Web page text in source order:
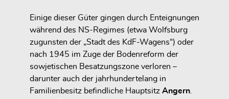
Einige dieser Güter gingen durch Enteignungen
während des NS-Regimes (etwa Wolfsburg
zugunsten der „Stadt des KdF-Wagens“) oder
nach 1945 im Zuge der Bodenreform der
sowjetischen Besatzungszone verloren –
darunter auch der jahrhundertelang in
Familienbesitz befindliche Hauptsitz Angern.